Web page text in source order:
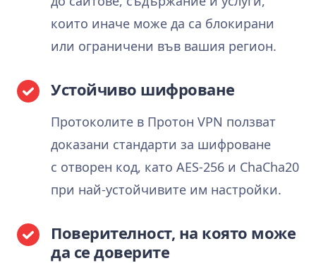
които иначе може да са блокирани
или ограничени във вашия регион.
Устойчиво шифроване
Протоколите в Протон VPN ползват
доказани стандарти за шифроване
с отворен код, като AES-256 и ChaCha20
при най‑устойчивите им настройки.
Поверителност, на която може
да се доверите